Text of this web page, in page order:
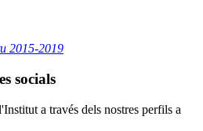
2015-2019
socials
a través dels nostres perfils a